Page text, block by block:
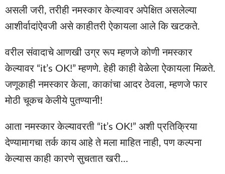
असली जरी, तरीही नमस्कार केल्यावर अपेक्षित असलेल्या
आशीर्वादांऐवजी असे काहीतरी ऐकायला आले कि खटकते.
वरील संवादाचे आणखी उग्र रूप म्हणजे कोणी नमस्कार
केल्यावर “it’s OK!” म्हणणे. हेही काही वेळेला ऐकायला मिळते.
जणूकाही नमस्कार केला, काकांचा आदर ठेवला, म्हणजे फार
मोठी चूकच केलीये पुतण्यानी!
आता नमस्कार केल्यावरती “it’s OK!” अशी प्रतिक्रिया
देण्यामागचा तर्क काय आहे ते मला माहित नाही, पण कल्पना
केल्यास काही कारणे सुचतात खरी…